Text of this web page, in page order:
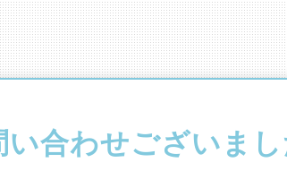
い合わせございま